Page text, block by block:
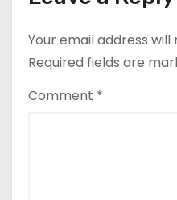
Required fields are
Comment*